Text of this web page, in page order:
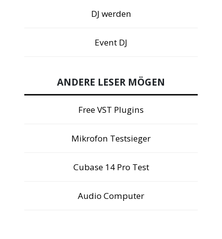
DJ werden
Event DJ
ANDERE LESER MÖGEN
Free VST Plugins
Mikrofon Testsieger
Cubase 14 Pro Test
Audio Computer